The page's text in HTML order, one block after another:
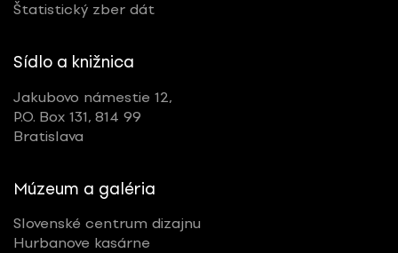
Štatistický zber dát
Sídlo a knižnica
Jakubovo námestie 12,
P.O. Box 131, 814 99
Bratislava
Múzeum a galéria
Slovenské centrum dizajnu
Hurbanove kasárne